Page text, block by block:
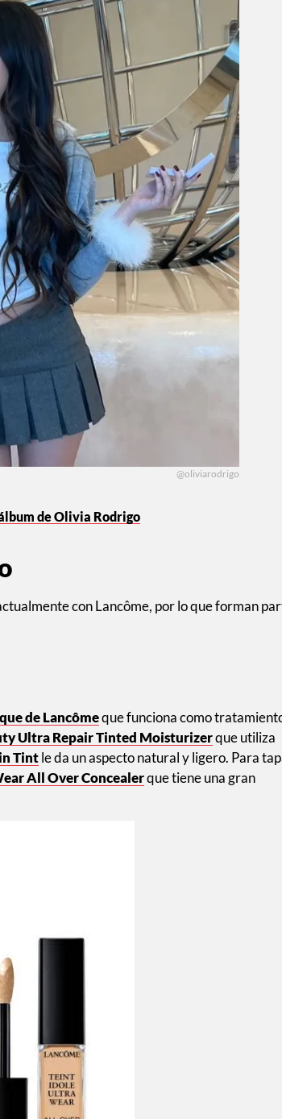
@oliviarodrigo
de Olivia Rodrigo
con Lancôme, por lo que forman
de Lancômeque funciona como
Ultra Repair Tinted Moisturizerque utiliza
Tintle da un aspecto natural y ligero. Para
All Over Concealerque tiene una gran